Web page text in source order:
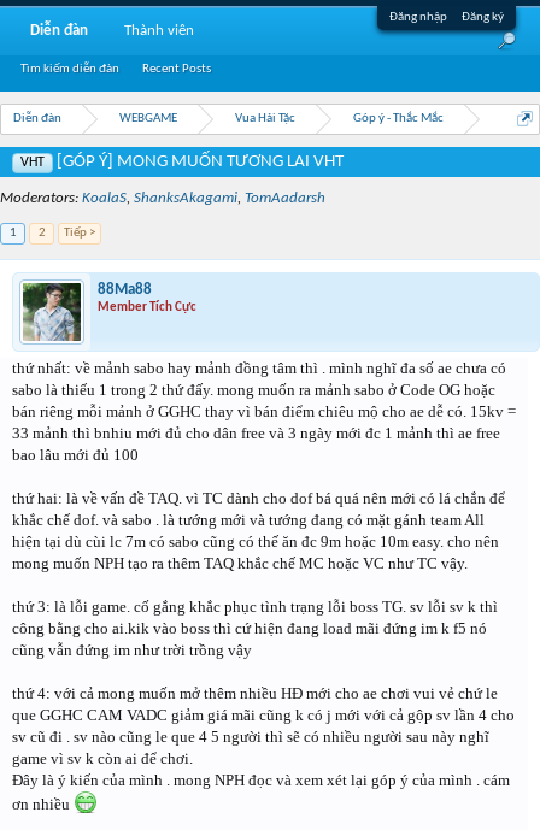
Đăng nhập Đăng ký
Diễn đàn WEBGAME Vua Hải Tặc Góp ý - Thắc Mắc
VHT [GÓP Ý] MONG MUỐN TƯƠNG LAI VHT
Moderators: KoalaS, ShanksAkagami, TomAadarsh
1 2 Tiếp >
88Ma88
Member Tích Cực
thứ nhất: về mảnh sabo hay mảnh đồng tâm thì . mình nghĩ đa số ae chưa có
sabo là thiếu 1 trong 2 thứ đấy. mong muốn ra mảnh sabo ở Code OG hoặc
bán riêng mỗi mảnh ở GGHC thay vì bán điểm chiêu mộ cho ae dễ có. 15kv =
33 mảnh thì bnhiu mới đủ cho dân free và 3 ngày mới đc 1 mảnh thì ae free
bao lâu mới đủ 100
thứ hai: là về vấn đề TAQ. vì TC dành cho dof bá quá nên mới có lá chắn để
khắc chế dof. và sabo . là tướng mới và tướng đang có mặt gánh team All
hiện tại dù cùi lc 7m có sabo cũng có thế ăn đc 9m hoặc 10m easy. cho nên
mong muốn NPH tạo ra thêm TAQ khắc chế MC hoặc VC như TC vậy.
thứ 3: là lỗi game. cố gắng khắc phục tình trạng lỗi boss TG. sv lỗi sv k thì
công bằng cho ai.kik vào boss thì cứ hiện đang load mãi đứng im k f5 nó
cũng vẫn đứng im như trời trồng vậy
thứ 4: với cả mong muốn mở thêm nhiều HĐ mới cho ae chơi vui vẻ chứ le
que GGHC CAM VADC giảm giá mãi cũng k có j mới với cả gộp sv lần 4 cho
sv cũ đi . sv nào cũng le que 4 5 người thì sẽ có nhiều người sau này nghĩ
game vì sv k còn ai để chơi.
Đây là ý kiến của mình . mong NPH đọc và xem xét lại góp ý của mình . cám
ơn nhiều
Diễn đàn
Tìm kiếm diễn đàn Recent Posts
Thành viên